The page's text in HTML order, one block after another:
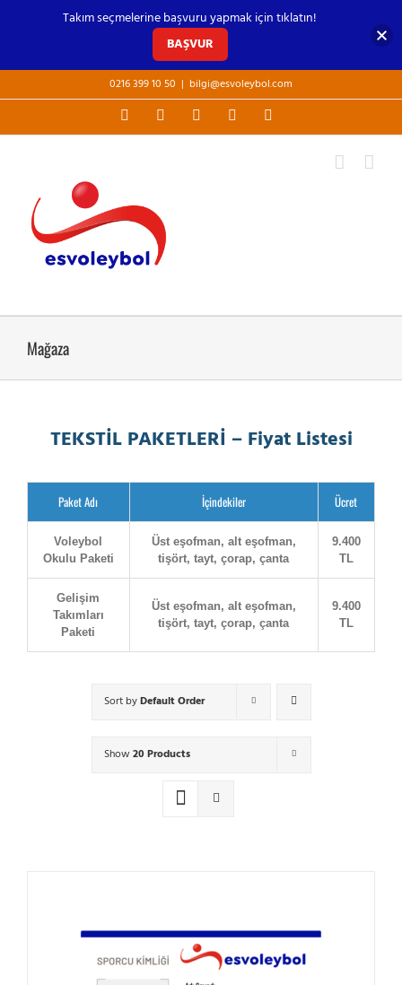
to
0216 399 10 50 | bilgi@esvoleybol.com
Facebook YouTubeInstagram
Mağaza
TEKSTİL PAKETLERİ – Fiyat Listesi
Paket Adı İçindekiler Ücret
Voleybol
Okulu Paketi
Üst eşofman, alt eşofman,
tişört, tayt, çorap, çanta
9.400
TL
Gelişim
Takımları
Paketi
Üst eşofman, alt eşofman,
tişört, tayt, çorap, çanta
9.400
TL
Sort byDefault Order
Show 20 Products
Takım seçmelerine başvuru yapmak için tıklatın!
BAŞVUR